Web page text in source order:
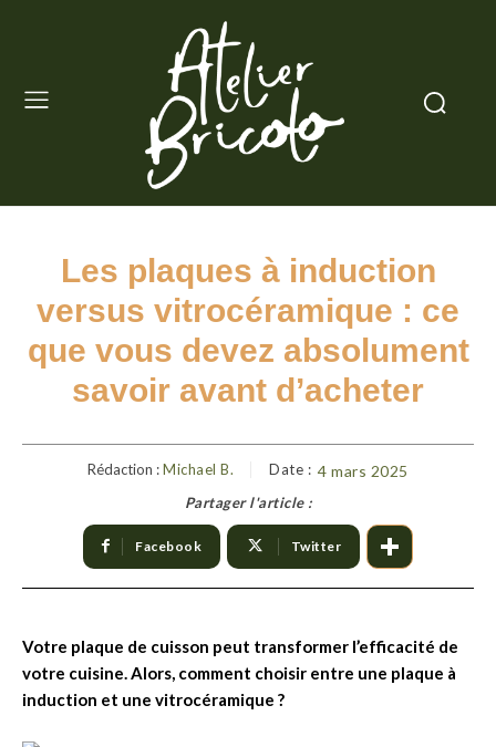
Les plaques à induction
versus vitrocéramique : ce
que vous devez absolument
savoir avant d’acheter
Rédaction : Michael B. Date : 4 mars 2025
Partager l'article :
Facebook Twitter
Votre plaque de cuisson peut transformer l’efficacité de
votre cuisine. Alors, comment choisir entre une plaque à
induction et une vitrocéramique ?